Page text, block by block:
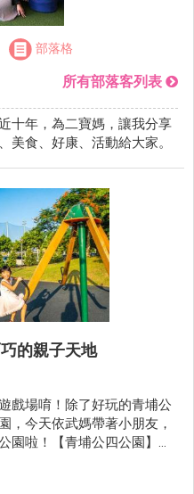
部落格
所有部落客列表
十年，為二寶媽，讓我分享
美食、好康、活動給大家。
的親子天地
戲場唷！除了好玩的青埔公
，今天依武媽帶著小朋友，
園啦！【青埔公四公園】雖
害的。有各種類型的攀爬
見到酷似遊樂園的旋轉飛